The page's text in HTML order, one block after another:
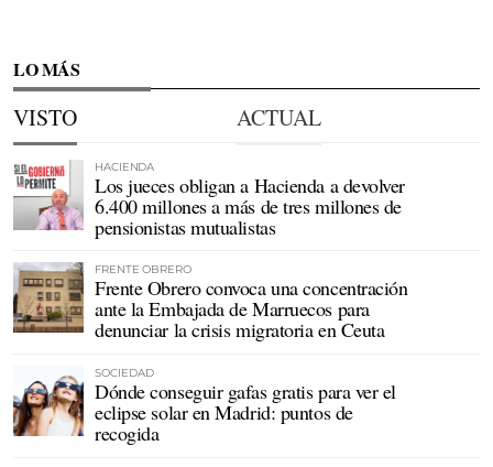
LO MÁS
VISTO ACTUAL
HACIENDA
Los jueces obligan a Hacienda a devolver
6.400 millones a más de tres millones de
pensionistas mutualistas
FRENTE OBRERO
Frente Obrero convoca una concentración
ante la Embajada de Marruecos para
denunciar la crisis migratoria en Ceuta
SOCIEDAD
Dónde conseguir gafas gratis para ver el
eclipse solar en Madrid: puntos de
recogida